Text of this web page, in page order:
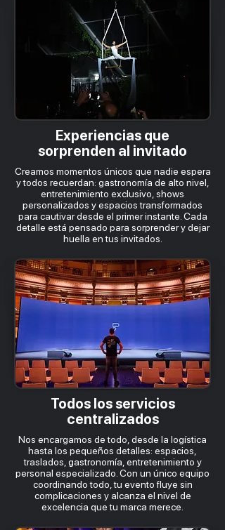
Experiencias que
sorprenden al invitado
Creamos momentos únicos que nadie espera
y todos recuerdan: gastronomía de alto nivel,
entretenimiento exclusivo, shows
personalizados y espacios transformados
para cautivar desde el primer instante. Cada
detalle está pensado para sorprender y dejar
huella en tus invitados.
Todos los servicios
centralizados
Nos encargamos de todo, desde la logística
hasta los pequeños detalles: espacios,
traslados, gastronomía, entretenimiento y
personal especializado. Con un único equipo
coordinando todo, tu evento fluye sin
complicaciones y alcanza el nivel de
excelencia que tu marca merece.